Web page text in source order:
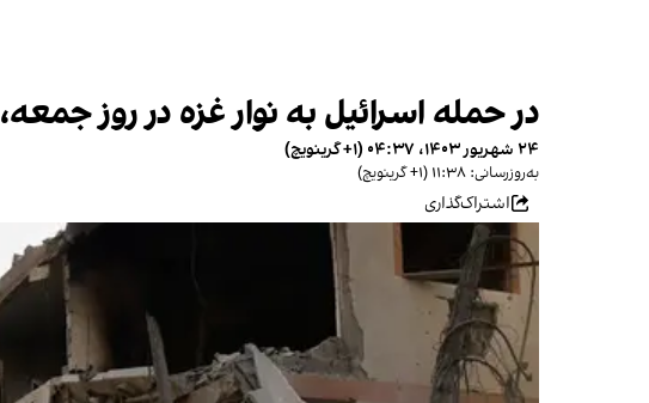
در حمله اسرائیل به نوار غزه در روز جمعه، ۹ نفر از جمله ۴ کودک و ۳ زن کشته شدند
۲۴ شهریور ۱۴۰۳، ۰۴:۳۷ (‎+۱ گرینویچ)
به‌روزرسانی: ۱۱:۳۸ (‎+۱ گرینویچ)
اشتراک‌گذاری